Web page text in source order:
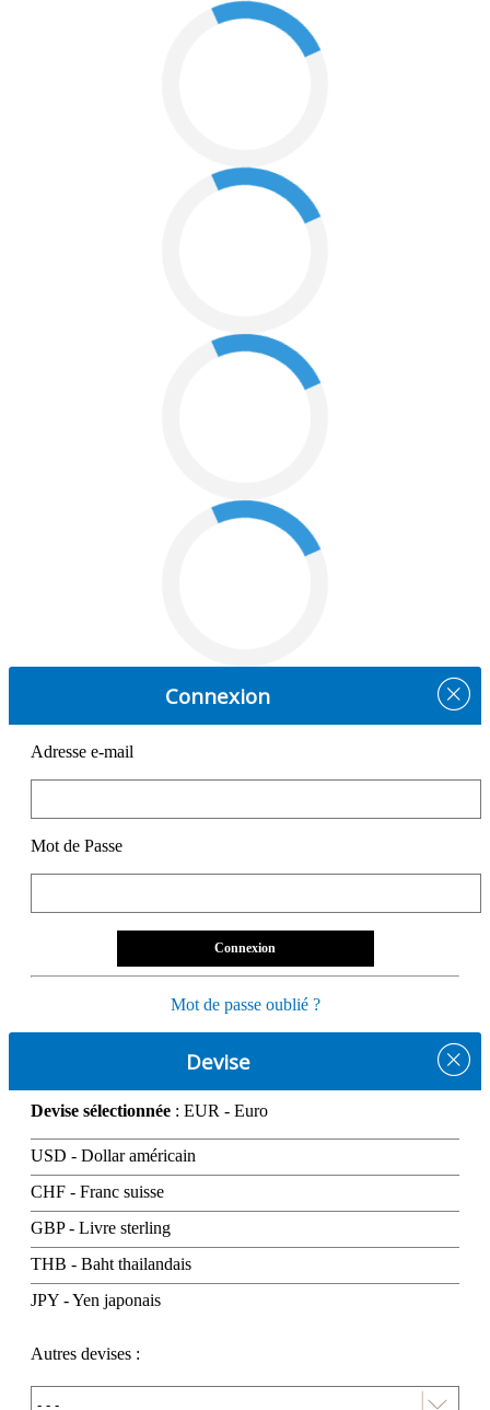
Connexion
Adresse e-mail
Mot de Passe
Connexion
Mot de passe oublié ?
Devise
Devise sélectionnée : EUR - Euro
USD - Dollar américain
CHF - Franc suisse
GBP - Livre sterling
THB - Baht thailandais
JPY - Yen japonais
Autres devises :